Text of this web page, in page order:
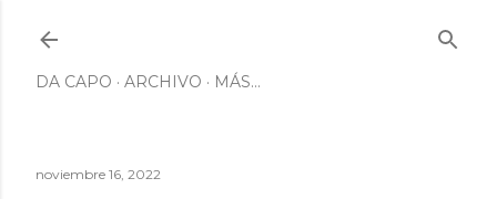
DA CAPO ARCHIVO MÁS…
noviembre 16, 2022